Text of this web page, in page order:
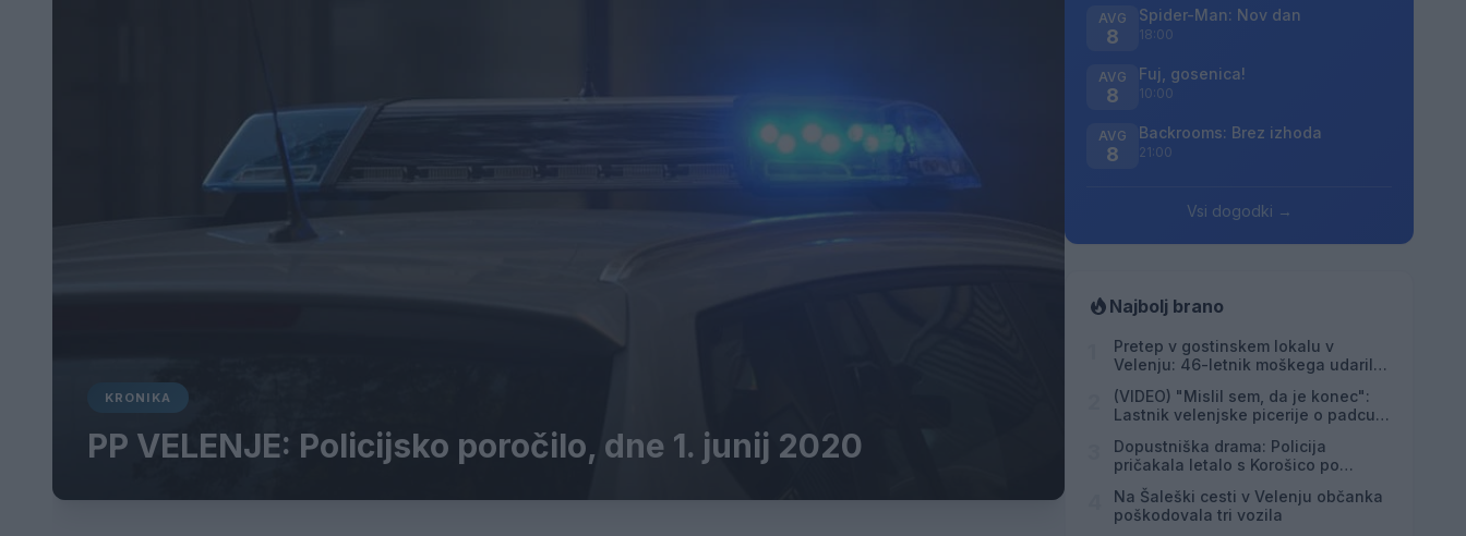
KRONIKA
PP VELENJE: Policijsko poročilo, dne 1. junij 2020
AVG
8
Spider-Man: Nov dan
18:00
AVG
8
Fuj, gosenica!
10:00
AVG
8
Backrooms: Brez izhoda
21:00
Vsi dogodki →
Najbolj brano
Pretep v gostinskem lokalu v
Velenju: 46-letnik moškega udaril s
(VIDEO) "Mislil sem, da je konec":
Lastnik velenjske picerije o padcu s
Dopustniška drama: Policija
pričakala letalo s Korošico po
Na Šaleški cesti v Velenju občanka
poškodovala tri vozila